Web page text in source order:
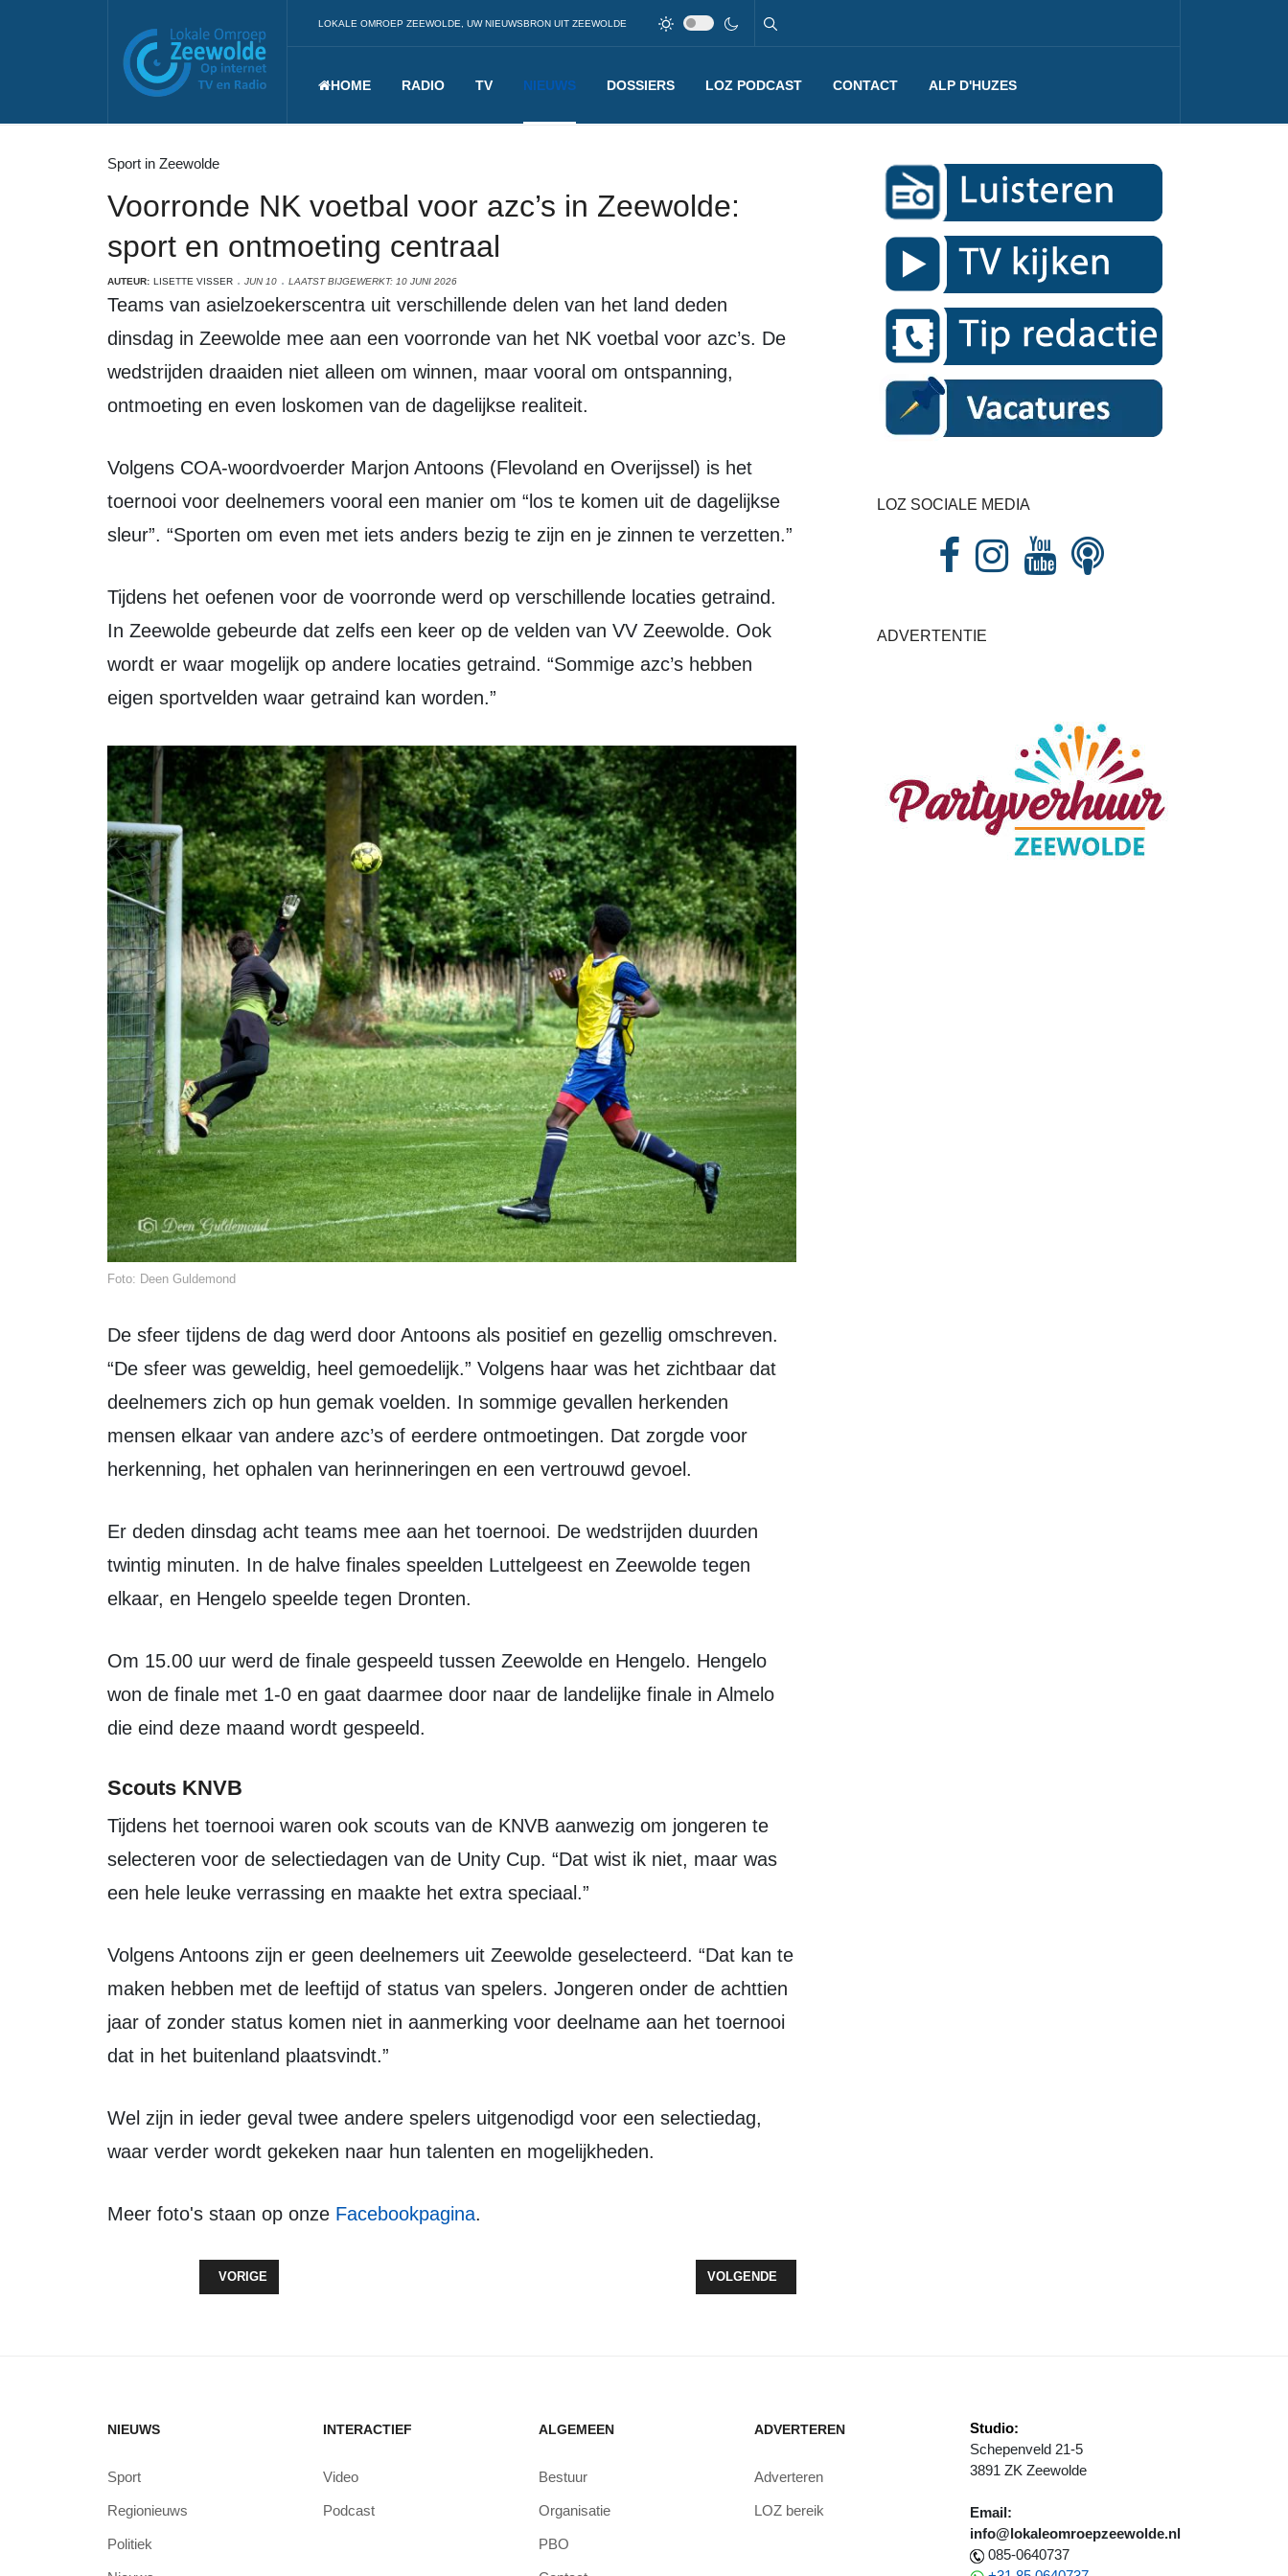
LOKALE OMROEP ZEEWOLDE, UW NIEUWSBRON UIT ZEEWOLDE
HOME RADIO TV NIEUWS DOSSIERS LOZ PODCAST CONTACT ALP D'HUZES
Sport in Zeewolde
Voorronde NK voetbal voor azc’s in Zeewolde:
sport en ontmoeting centraal
AUTEUR: LISETTE VISSER JUN 10 LAATST BIJGEWERKT: 10 JUNI 2026
Teams van asielzoekerscentra uit verschillende delen van het land deden
dinsdag in Zeewolde mee aan een voorronde van het NK voetbal voor azc’s. De
wedstrijden draaiden niet alleen om winnen, maar vooral om ontspanning,
ontmoeting en even loskomen van de dagelijkse realiteit.
Volgens COA-woordvoerder Marjon Antoons (Flevoland en Overijssel) is het
toernooi voor deelnemers vooral een manier om “los te komen uit de dagelijkse
sleur”. “Sporten om even met iets anders bezig te zijn en je zinnen te verzetten.”
Tijdens het oefenen voor de voorronde werd op verschillende locaties getraind.
In Zeewolde gebeurde dat zelfs een keer op de velden van VV Zeewolde. Ook
wordt er waar mogelijk op andere locaties getraind. “Sommige azc’s hebben
eigen sportvelden waar getraind kan worden.”
Foto: Deen Guldemond
De sfeer tijdens de dag werd door Antoons als positief en gezellig omschreven.
“De sfeer was geweldig, heel gemoedelijk.” Volgens haar was het zichtbaar dat
deelnemers zich op hun gemak voelden. In sommige gevallen herkenden
mensen elkaar van andere azc’s of eerdere ontmoetingen. Dat zorgde voor
herkenning, het ophalen van herinneringen en een vertrouwd gevoel.
Er deden dinsdag acht teams mee aan het toernooi. De wedstrijden duurden
twintig minuten. In de halve finales speelden Luttelgeest en Zeewolde tegen
elkaar, en Hengelo speelde tegen Dronten.
Om 15.00 uur werd de finale gespeeld tussen Zeewolde en Hengelo. Hengelo
won de finale met 1-0 en gaat daarmee door naar de landelijke finale in Almelo
die eind deze maand wordt gespeeld.
Scouts KNVB
Tijdens het toernooi waren ook scouts van de KNVB aanwezig om jongeren te
selecteren voor de selectiedagen van de Unity Cup. “Dat wist ik niet, maar was
een hele leuke verrassing en maakte het extra speciaal.”
Volgens Antoons zijn er geen deelnemers uit Zeewolde geselecteerd. “Dat kan te
maken hebben met de leeftijd of status van spelers. Jongeren onder de achttien
jaar of zonder status komen niet in aanmerking voor deelname aan het toernooi
dat in het buitenland plaatsvindt.”
Wel zijn in ieder geval twee andere spelers uitgenodigd voor een selectiedag,
waar verder wordt gekeken naar hun talenten en mogelijkheden.
Meer foto's staan op onze Facebookpagina.
VORIG ARTIKEL: TRIATHLONWEEKEND BRENGT WEDSTRIJDEN EN WEGAFSLUITINGEN NAAR ZEEWOLDE
VORIGE VOLGENDE ARTIKEL: NACHTELIJKE KOPPELWEDSTRIJD BIJ ONS STEKKIE
VOLGENDE
LOZ SOCIALE MEDIA
ADVERTENTIE
NIEUWS
Sport
Regionieuws
Politiek
INTERACTIEF
Video
Podcast
ALGEMEEN
Bestuur
Organisatie
PBO
ADVERTEREN
Adverteren
LOZ bereik
Studio:
Schepenveld 21-5
3891 ZK Zeewolde
Email:
info@lokaleomroepzeewolde.nl
085-0640737